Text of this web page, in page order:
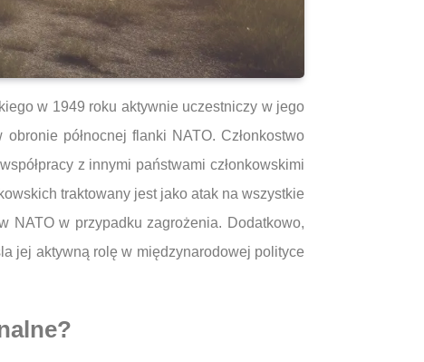
w 1949 roku aktywnie uczestniczy w jego
północnej flanki NATO. Członkostwo
z innymi państwami członkowskimi
traktowany jest jako atak na wszystkie
NATO w przypadku zagrożenia. Dodatkowo,
jej aktywną rolę w międzynarodowej polityce